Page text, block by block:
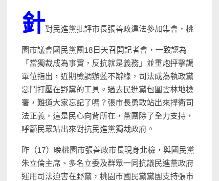
針對民進黨批評市長張善政違法參加集會，桃
園市議會國民黨團18日天召開記者會，一致認為
「當獨裁成為事實，反抗就是義務」並重炮抨擊調
單位指出，近期檢調辦藍不辦綠，司法成為執政黨
惡鬥打壓在野黨的工具。過去民進黨包圍雲林地檢
署，難道大家忘記了嗎？張市長勇敢站出來捍衛司
法正義，這是民心向背所在，黨團除了全力支持，
呼籲民眾站出來對抗民進黨獨裁政府。
昨（17）晚桃園市張善政市長現身北檢，與國民黨
朱立倫主席、多名立委及群眾一同抗議民進黨政府
運用司法迫害在野黨，桃園市國民黨黨團支持張市